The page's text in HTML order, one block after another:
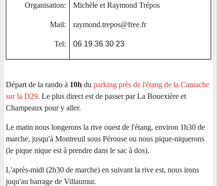
Organisation:
Mail:
Tel:
Michèle et Raymond Trépos
raymond.trepos@free.fr
06 19 36 30 23
Départ de la rando à 10h du parking près de l'étang de la Cantache
sur la D29. Le plus direct est de passer par La Bouexière et
Champeaux pour y aller.
Le matin nous longerons la rive ouest de l'étang, environ 1h30 de
marche, jusqu'à Montreuil sous Pérouse ou nous pique-niquerons
(le pique nique est à prendre dans le sac à dos).
L'après-midi (2h30 de marche) en suivant la rive est, nous irons
juqu'au barrage de Villaumur.